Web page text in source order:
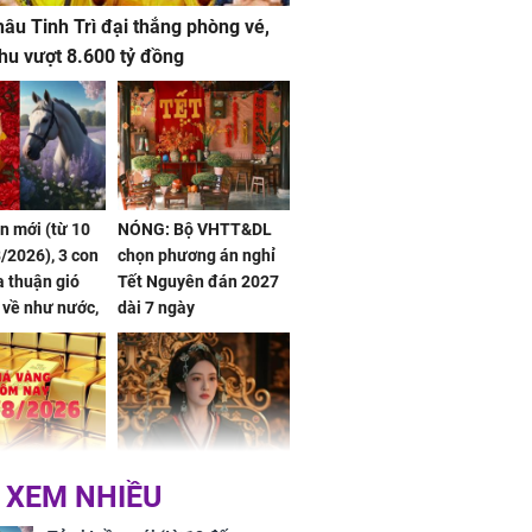
Tinh Trì đại thắng phòng vé,
vượt 8.600 tỷ đồng
mới (từ 10
3 con
thuận gió
như nước,
dư dả, Phú
Hoa, vận
sáng
NÓNG: Bộ VHTT&DL
chọn phương án nghỉ
Tết Nguyên đán 2027
dài 7 ngày
nay,
2026: Tăng
'Bách Hoa Sát' vừa kết
thúc, Mạnh Tử Nghĩa
NHIỀU